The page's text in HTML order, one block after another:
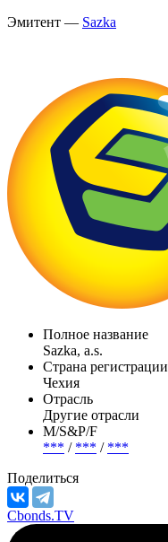
Эмитент — Sazka
Полное название
Sazka, a.s.
Страна регистрации
Чехия
Отрасль
Другие отрасли
М/S&P/F
*** / *** / ***
Поделиться
Cbonds.TV